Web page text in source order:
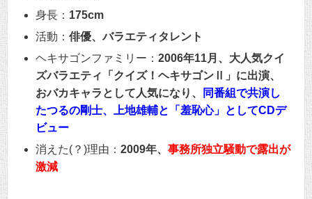
身長： 175cm
活動： 俳優、バラエティタレント
ヘキサゴンファミリー： 2006年11月、大人気クイ
ズバラエティ「クイズ！ヘキサゴンⅡ」に出演、
おバカキャラとして人気になり、
同番組で共演し
たつるの剛士、上地雄輔と「羞恥心」としてCDデ
ビュー
消えた(？)理由： 2009年、 事務所独立騒動で露出が
激減